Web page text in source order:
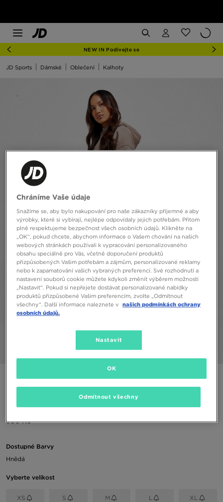
NEW IN Podívejte se
JD Sports Dámské Oblečení Kalhoty
ONLY AT JD
DAILY SZN KALHOTY SZN JOG BRN
390 Kč
Dostupné Barvy
Hnědá
Vyberte velikost
XS S M L XL
Chráníme Vaše údaje
Snažíme se, aby bylo nakupování pro naše zákazníky příjemné a aby
výrobky, které si vybírají, nejlépe odpovídaly jejich potřebám. Přitom
plně respektujeme bezpečnost všech osobních údajů. Klikněte na
„OK“, pokud chcete, abychom informace o Vašem chování na našich
webových stránkách používali k vypracování personalizovaného
obsahu speciálně pro Vás, včetně doporučení produktů
přizpůsobených Vašim potřebám a zájmům, personalizované reklamy
nebo k zapamatování vašich vybraných preferencí. Své rozhodnutí a
nastavení souborů cookie můžete kdykoli změnit výběrem možnosti
„Nastavit“. Pokud si nepřejete dostávat personalizované nabídky
produktů přizpůsobené Vašim preferencím, zvolte „Odmítnout
všechny“. Další informace naleznete v našich podmínkách ochrany
osobních údajů.
Nastavit
Odmítnout všechny
OK